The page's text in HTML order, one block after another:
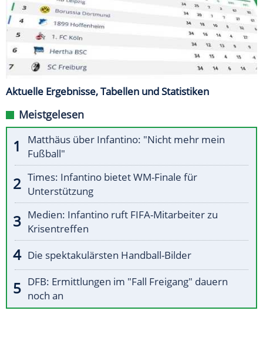
Aktuelle Ergebnisse, Tabellen und Statistiken
Meistgelesen
Matthäus über Infantino: "Nicht mehr mein
Fußball"
Times: Infantino bietet WM-Finale für
Unterstützung
Medien: Infantino ruft FIFA-Mitarbeiter zu
Krisentreffen
Die spektakulärsten Handball-Bilder
DFB: Ermittlungen im "Fall Freigang" dauern
noch an